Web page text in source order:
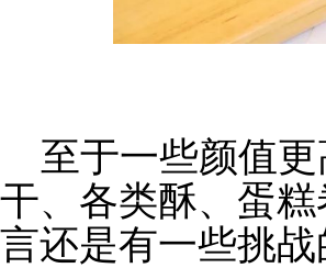
至于一些颜值
干、各类酥、蛋
言还是有一些挑